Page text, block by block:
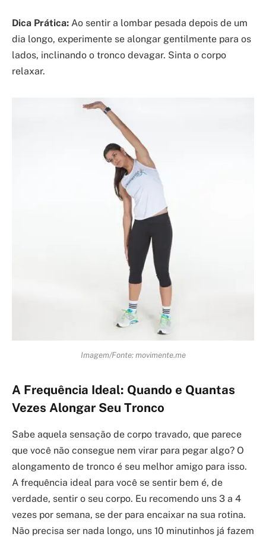
Dica Prática: Ao sentir a lombar pesada depois de um
dia longo, experimente se alongar gentilmente para os
lados, inclinando o tronco devagar. Sinta o corpo
relaxar.
Imagem/Fonte: movimente.me
A Frequência Ideal: Quando e Quantas
Vezes Alongar Seu Tronco
Sabe aquela sensação de corpo travado, que parece
que você não consegue nem virar para pegar algo? O
alongamento de tronco é seu melhor amigo para isso.
A frequência ideal para você se sentir bem é, de
verdade, sentir o seu corpo. Eu recomendo uns 3 a 4
vezes por semana, se der para encaixar na sua rotina.
Não precisa ser nada longo, uns 10 minutinhos já fazem